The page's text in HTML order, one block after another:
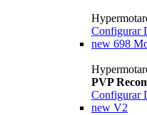
Configurar
new 698
PVP
Configurar
new V2